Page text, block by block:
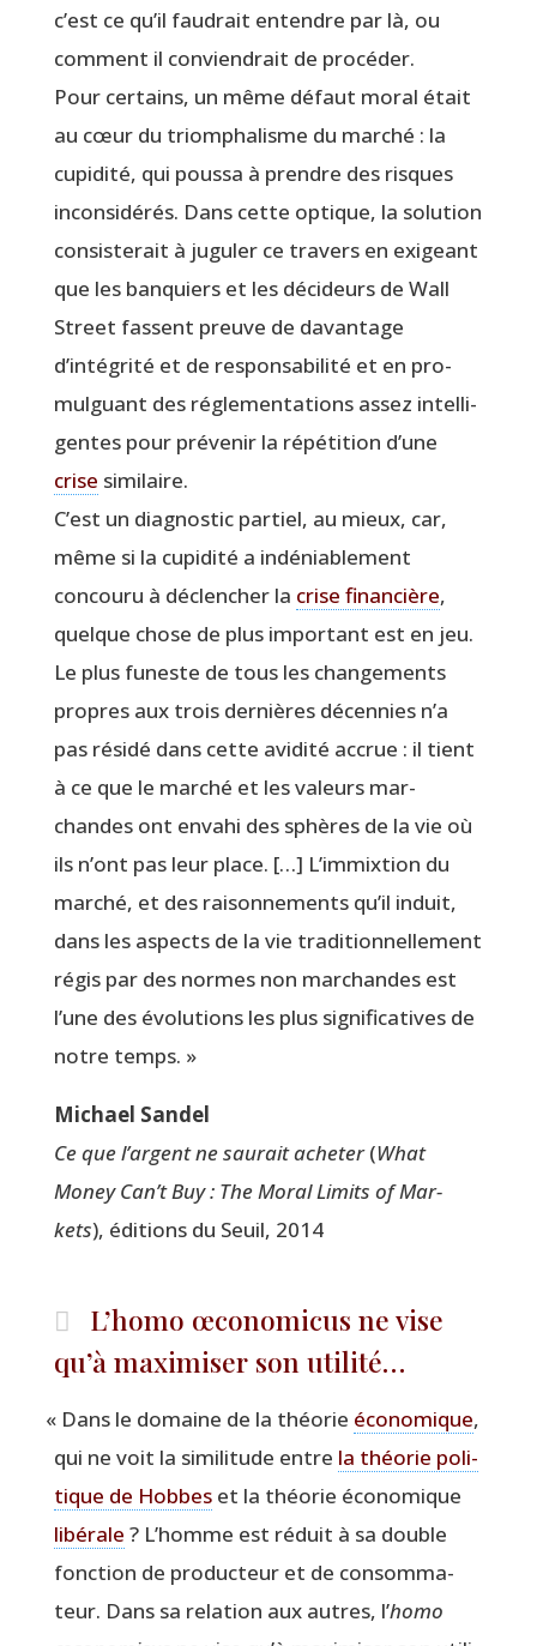
c’est ce qu’il fau­drait entendre par là, ou
com­ment il convien­drait de procéder.
Pour cer­tains, un même défaut moral était
au cœur du triom­pha­lisme du mar­ché : la
cupi­di­té, qui pous­sa à prendre des risques
incon­si­dé­rés. Dans cette optique, la solu­tion
consis­te­rait à jugu­ler ce tra­vers en exi­geant
que les ban­quiers et les déci­deurs de Wall
Street fassent preuve de davan­tage
d’intégrité et de res­pon­sa­bi­li­té et en pro­
mul­guant des régle­men­ta­tions assez intel­li­
gentes pour pré­ve­nir la répé­ti­tion d’une
crise similaire.
C’est un diag­nos­tic par­tiel, au mieux, car,
même si la cupi­di­té a indé­nia­ble­ment
concou­ru à déclen­cher la crise finan­cière,
quelque chose de plus impor­tant est en jeu.
Le plus funeste de tous les chan­ge­ments
propres aux trois der­nières décen­nies n’a
pas rési­dé dans cette avi­di­té accrue : il tient
à ce que le mar­ché et les valeurs mar­
chandes ont enva­hi des sphères de la vie où
ils n’ont pas leur place. […] L’immixtion du
mar­ché, et des rai­son­ne­ments qu’il induit,
dans les aspects de la vie tra­di­tion­nel­le­ment
régis par des normes non mar­chandes est
l’une des évo­lu­tions les plus signi­fi­ca­tives de
notre temps. »
Michael San­del
Ce que l’argent ne sau­rait ache­ter(What
Money Can’t Buy : The Moral Limits of Mar­
kets), édi­tions du Seuil, 2014
L’homo œconomicus ne vise
qu’à maximiser son utilité…
« Dans le domaine de la théo­rie éco­no­mique,
qui ne voit la simi­li­tude entre la théo­rie poli­
tique de Hobbeset la théo­rie éco­no­mique
libé­rale ? L’homme est réduit à sa double
fonc­tion de pro­duc­teur et de consom­ma­
teur. Dans sa rela­tion aux autres, l’homo